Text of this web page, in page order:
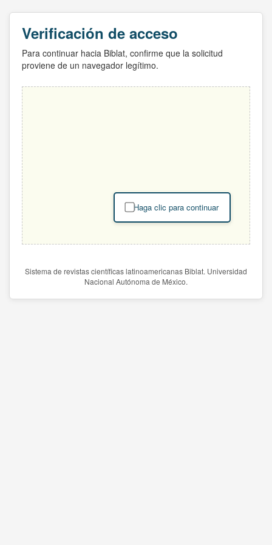
Verificación de acceso
Para continuar hacia Biblat, confirme que la solicitud
proviene de un navegador legítimo.
Haga clic para continuar
Sistema de revistas científicas latinoamericanas Biblat. Universidad
Nacional Autónoma de México.